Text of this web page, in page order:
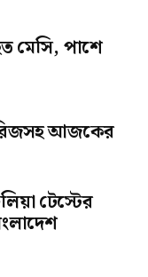
মেসি, পাশে
আজকের
টেস্টের